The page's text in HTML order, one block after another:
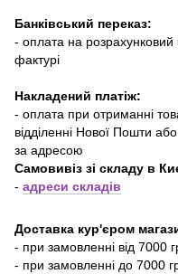
Банківський переказ:
- оплата на розрахунковий
фактурі
Накладений платіж:
- оплата при отриманні
відділенні Нової Пошти
за адресою
Самовивіз зі складу в
- адреси складів
Доставка кур'єром
- при замовленні від 7000
- при замовленні до 7000